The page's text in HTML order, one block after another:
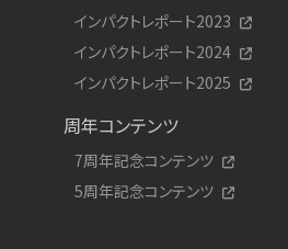
インパクトレポート2023
インパクトレポート2024
インパクトレポート2025
周年コンテンツ
7周年記念コンテンツ
5周年記念コンテンツ